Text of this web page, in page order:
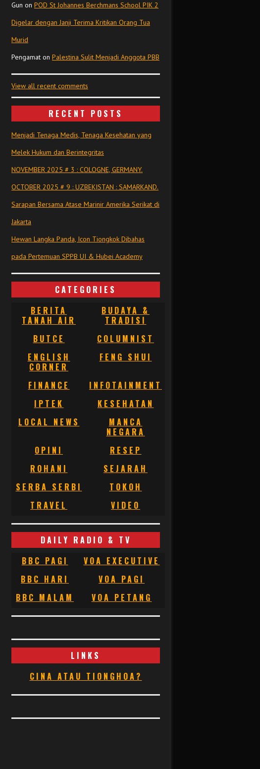
Gun on POD St Johannes Berchmans School PIK 2
Digelar dengan Janji Terima Kritikan Orang Tua
Murid
Pengamat on Palestina Sulit Menjadi Anggota PBB
View all recent comments
RECENT POSTS
Menjadi Tenaga Medis, Tenaga Kesehatan yang
Melek Hukum dan Berintegritas
NOVEMBER 2025 # 3 : COLOGNE, GERMANY.
OCTOBER 2025 # 9 : UZBEKISTAN : SAMARKAND.
Sarapan Bersama Atase Marinir Amerika Serikat di
Jakarta
Hewan Langka Panda, Icon Tiongkok Dibahas
pada Pertemuan SPPB UI & Hubei Academy
CATEGORIES
BERITA
TANAH AIR
BUDAYA &
TRADISI
BUTCE
COLUMNIST
ENGLISH
CORNER
FENG SHUI
FINANCE
INFOTAINMENT
IPTEK
KESEHATAN
LOCAL NEWS
MANCA
NEGARA
OPINI
RESEP
ROHANI
SEJARAH
SERBA SERBI
TOKOH
TRAVEL
VIDEO
DAILY RADIO & TV
BBC PAGI
VOA EXECUTIVE
BBC HARI
VOA PAGI
BBC MALAM
VOA PETANG
LINKS
CINA ATAU TIONGHOA?